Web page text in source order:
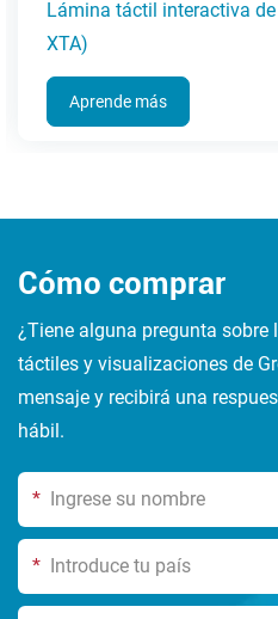
interactiva de 32 a 65
Cómo comprar
¿Tiene alguna pregunta
táctiles y visualizaciones de
mensaje y recibirá una
hábil.
*
*